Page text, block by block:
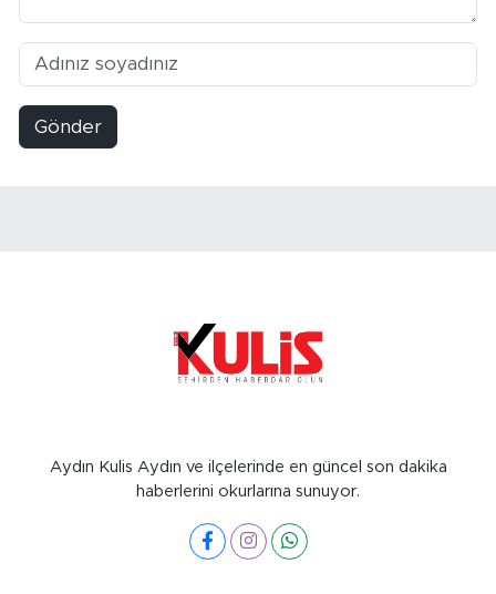
Gönder
Aydın Kulis Aydın ve ilçelerinde en güncel son dakika
haberlerini okurlarına sunuyor.